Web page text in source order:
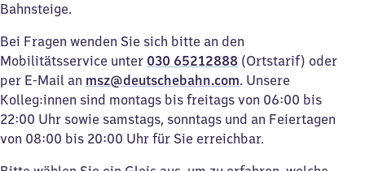
Bahnsteige.
Bei Fragen wenden Sie sich bitte an den
Mobilitätsservice unter 030 65212888 (Ortstarif) oder
per E-Mail an msz@deutschebahn.com. Unsere
Kolleg:innen sind montags bis freitags von 06:00 bis
22:00 Uhr sowie samstags, sonntags und an Feiertagen
von 08:00 bis 20:00 Uhr für Sie erreichbar.